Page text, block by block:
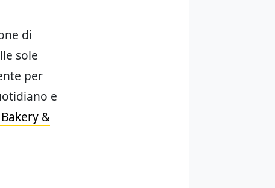
di
sole
per
e
&